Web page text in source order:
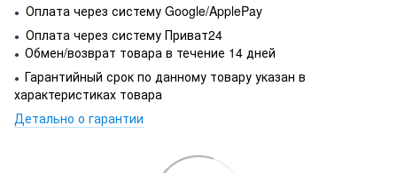
● Оплата через систему Google/ApplePay
● Оплата через систему Приват24
● Обмен/возврат товара в течение 14 дней
● Гарантийный срок по данному товару указан в
характеристиках товара
Детально о гарантии